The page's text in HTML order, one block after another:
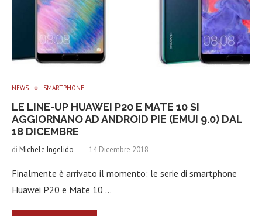
NEWS SMARTPHONE
LE LINE-UP HUAWEI P20 E MATE 10 SI
AGGIORNANO AD ANDROID PIE (EMUI 9.0) DAL
18 DICEMBRE
di Michele Ingelido 14 Dicembre 2018
Finalmente è arrivato il momento: le serie di smartphone
Huawei P20 e Mate 10 …